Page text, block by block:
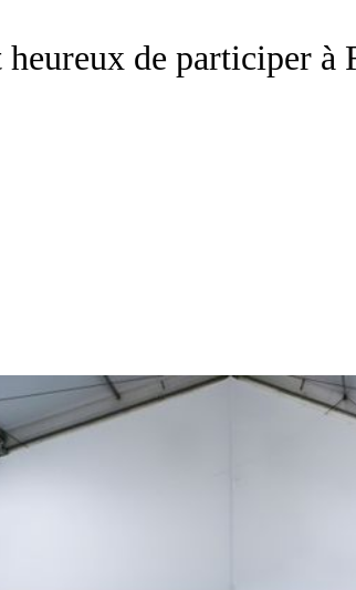
de participer à